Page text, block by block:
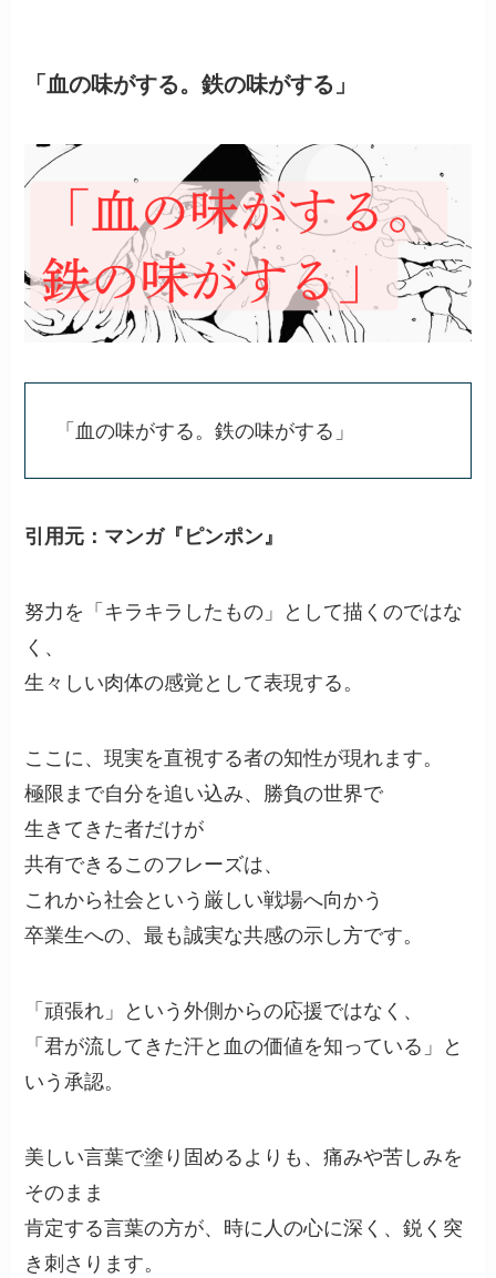
「血の味がする。鉄の味がする」
「血の味がする。鉄の味がする」
引用元：マンガ『ピンポン』
努力を「キラキラしたもの」として描くのではな
く、
生々しい肉体の感覚として表現する。
ここに、現実を直視する者の知性が現れます。
極限まで自分を追い込み、勝負の世界で
生きてきた者だけが
共有できるこのフレーズは、
これから社会という厳しい戦場へ向かう
卒業生への、最も誠実な共感の示し方です。
「頑張れ」という外側からの応援ではなく、
「君が流してきた汗と血の価値を知っている」と
いう承認。
美しい言葉で塗り固めるよりも、痛みや苦しみを
そのまま
肯定する言葉の方が、時に人の心に深く、鋭く突
き刺さります。